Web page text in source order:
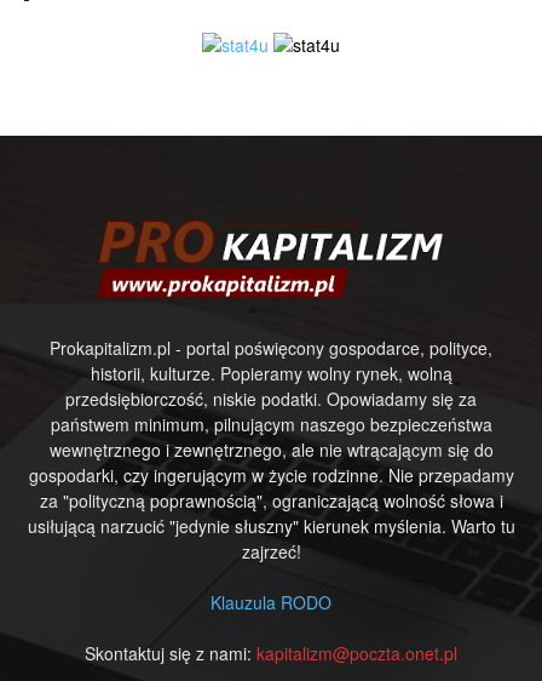
Prokapitalizm.pl - portal poświęcony gospodarce, polityce,
historii, kulturze. Popieramy wolny rynek, wolną
przedsiębiorczość, niskie podatki. Opowiadamy się za
państwem minimum, pilnującym naszego bezpieczeństwa
wewnętrznego i zewnętrznego, ale nie wtrącającym się do
gospodarki, czy ingerującym w życie rodzinne. Nie przepadamy
za "polityczną poprawnością", ograniczającą wolność słowa i
usiłującą narzucić "jedynie słuszny" kierunek myślenia. Warto tu
zajrzeć!
Klauzula RODO
Skontaktuj się z nami: kapitalizm@poczta.onet.pl